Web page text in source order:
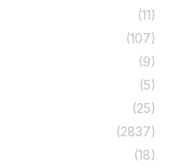
(11)
(107)
(9)
(5)
(25)
(2837)
(18)